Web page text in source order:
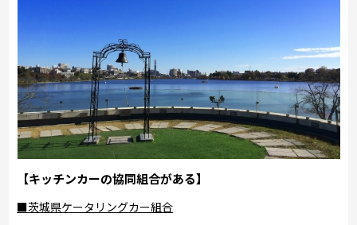
【キッチンカーの協同組合がある】
■茨城県ケータリングカー組合